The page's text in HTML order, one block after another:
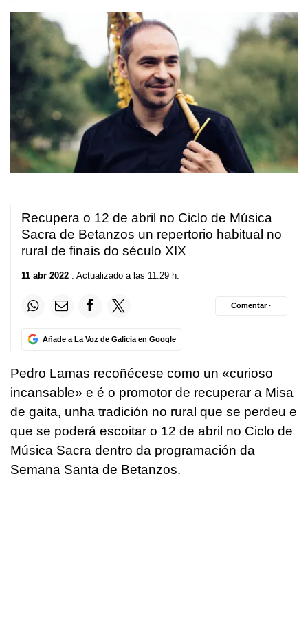
Recupera o 12 de abril no Ciclo de Música
Sacra de Betanzos un repertorio habitual no
rural de finais do século XIX
11 abr 2022 . Actualizado a las 11:29 h.
Añade a La Voz de Galicia en Google
Comentar ·
Pedro Lamas recoñécese como un «curioso
incansable» e é o promotor de recuperar a Misa
de gaita, unha tradición no rural que se perdeu e
que se poderá escoitar o 12 de abril no Ciclo de
Música Sacra dentro da programación da
Semana Santa de Betanzos.